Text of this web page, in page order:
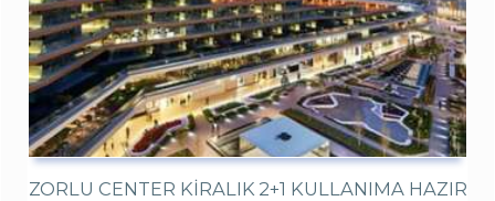
ZORLU CENTER KIRALIK 2+1 KULLANIMA HAZIR